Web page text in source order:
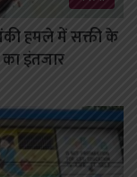
हमले में सक्ती के
इंतजार